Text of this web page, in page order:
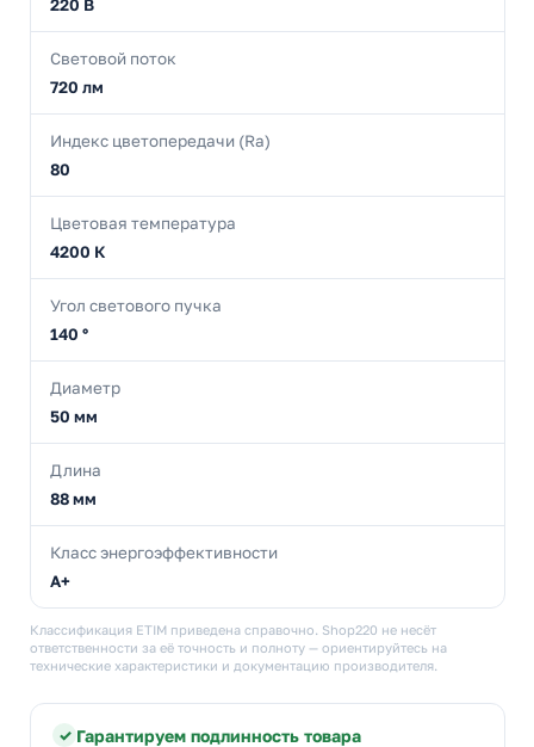
220 В
Световой поток
720 лм
Индекс цветопередачи (Ra)
80
Цветовая температура
4200 К
Угол светового пучка
140 °
Диаметр
50 мм
Длина
88 мм
Класс энергоэффективности
A+
Классификация ETIM приведена справочно. Shop220 не несёт
ответственности за её точность и полноту — ориентируйтесь на
технические характеристики и документацию производителя.
Гарантируем подлинность товара